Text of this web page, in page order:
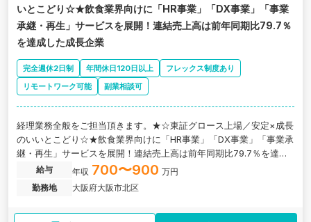
いとこどり☆★飲食業界向けに「HR事業」「DX事業」「事業
承継・再生」サービスを展開！連結売上高は前年同期比79.7％
を達成した成長企業
完全週休2日制 年間休日120日以上
フレックス制度あり
リモートワーク可能
副業相談可
経理業務全般をご担当頂きます。★☆東証グロース上場／安定×成長
のいいとこどり☆★飲食業界向けに「HR事業」「DX事業」「事業承
継・再生」サービスを展開！連結売上高は前年同期比79.7％を達成
した成長企業の求人です。
給与 年収 700〜900 万円
勤務地
大阪府大阪市北区